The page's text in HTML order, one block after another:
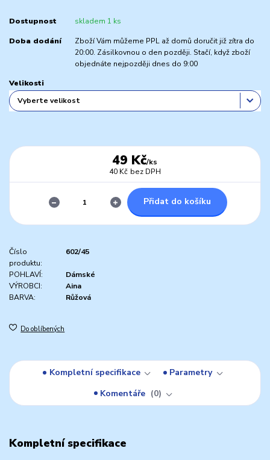
Dostupnost skladem 1 ks
Doba dodání
Zboží Vám můžeme PPL až domů doručit již zítra do
20:00. Zásilkovnou o den později. Stačí, když zboží
objednáte nejpozději dnes do 9:00
Velikosti
49 Kč/ks
40 Kč bez DPH
Přidat do košíku
Číslo
produktu:
602/45
POHLAVÍ:
Dámské
VÝROBCI:
Aina
BARVA:
Růžová
Do oblíbených
Kompletní specifikace
Parametry
Komentáře
0
Kompletní specifikace